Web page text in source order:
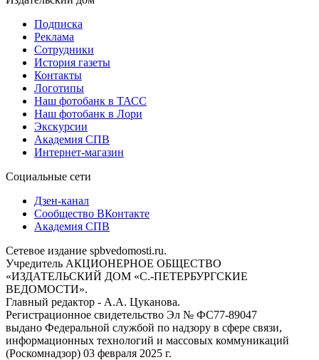
Подписка
Реклама
Сотрудники
История газеты
Контакты
Логотипы
Наш фотобанк в ТАСС
Наш фотобанк в Лори
Экскурсии
Академия СПВ
Интернет-магазин
Социальные сети
Дзен-канал
Сообщество ВКонтакте
Академия СПВ
Сетевое издание spbvedomosti.ru.
Учредитель АКЦИОНЕРНОЕ ОБЩЕСТВО
«ИЗДАТЕЛЬСКИЙ ДОМ «С.-ПЕТЕРБУРГСКИЕ
ВЕДОМОСТИ».
Главный редактор - А.А. Цуканова.
Регистрационное свидетельство Эл № ФС77-89047
выдано Федеральной службой по надзору в сфере связи,
информационных технологий и массовых коммуникаций
(Роскомнадзор) 03 февраля 2025 г.